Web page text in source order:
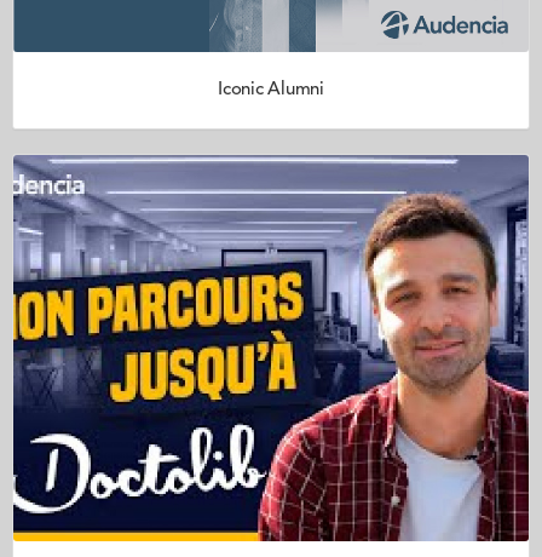
Iconic Alumni